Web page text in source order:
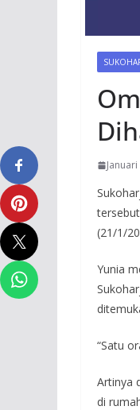
(21/1/
Yunia
“Satu
Artinya
di